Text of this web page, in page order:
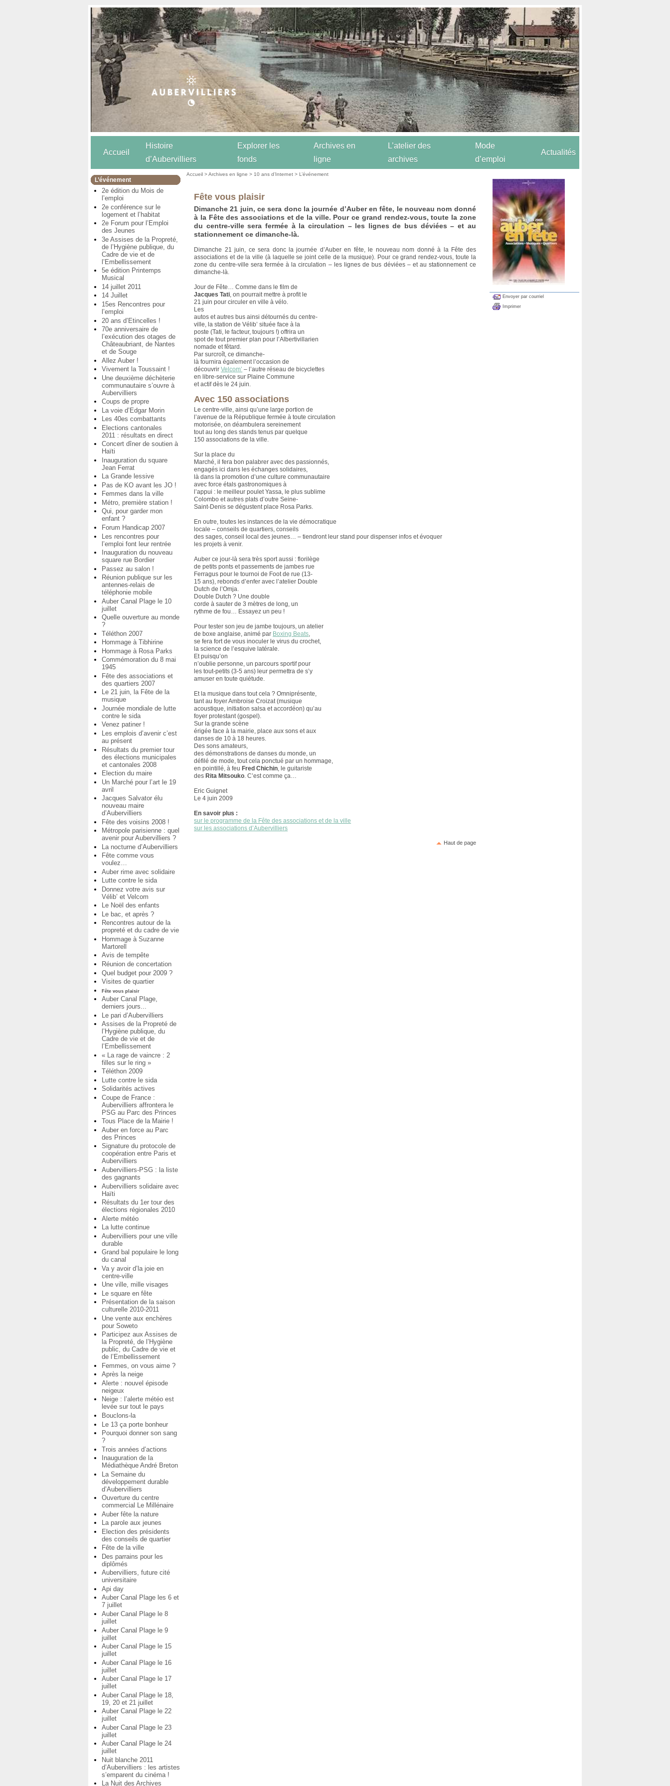
Accueil
Histoire
d’Aubervilliers
Explorer les
fonds
Archives en
ligne
L’atelier des
archives
Mode
d’emploi
Actualités
L’événement
2e édition du Mois de
l’emploi
2e conférence sur le
logement et l’habitat
2e Forum pour l’Emploi
des Jeunes
3e Assises de la Propreté,
de l’Hygiène publique, du
Cadre de vie et de
l’Embellissement
5e édition Printemps
Musical
14 juillet 2011
14 Juillet
15es Rencontres pour
l’emploi
20 ans d’Etincelles !
70e anniversaire de
l’exécution des otages de
Châteaubriant, de Nantes
et de Souge
Allez Auber !
Vivement la Toussaint !
Une deuxième déchèterie
communautaire s’ouvre à
Aubervilliers
Coups de propre
La voie d’Edgar Morin
Les 40es combattants
Elections cantonales
2011 : résultats en direct
Concert dîner de soutien à
Haïti
Inauguration du square
Jean Ferrat
La Grande lessive
Pas de KO avant les JO !
Femmes dans la ville
Métro, première station !
Qui, pour garder mon
enfant ?
Forum Handicap 2007
Les rencontres pour
l’emploi font leur rentrée
Inauguration du nouveau
square rue Bordier
Passez au salon !
Réunion publique sur les
antennes-relais de
téléphonie mobile
Auber Canal Plage le 10
juillet
Quelle ouverture au monde
?
Téléthon 2007
Hommage à Tibhirine
Hommage à Rosa Parks
Commémoration du 8 mai
1945
Fête des associations et
des quartiers 2007
Le 21 juin, la Fête de la
musique
Journée mondiale de lutte
contre le sida
Venez patiner !
Les emplois d’avenir c’est
au présent
Résultats du premier tour
des élections municipales
et cantonales 2008
Election du maire
Un Marché pour l’art le 19
avril
Jacques Salvator élu
nouveau maire
d’Aubervilliers
Fête des voisins 2008 !
Métropole parisienne : quel
avenir pour Aubervilliers ?
La nocturne d’Aubervilliers
Fête comme vous
voulez…
Auber rime avec solidaire
Lutte contre le sida
Donnez votre avis sur
Vélib’ et Velcom
Le Noël des enfants
Le bac, et après ?
Rencontres autour de la
propreté et du cadre de vie
Hommage à Suzanne
Martorell
Avis de tempête
Réunion de concertation
Quel budget pour 2009 ?
Visites de quartier
Fête vous plaisir
Auber Canal Plage,
derniers jours...
Le pari d’Aubervilliers
Assises de la Propreté de
l’Hygiène publique, du
Cadre de vie et de
l’Embellissement
« La rage de vaincre : 2
filles sur le ring »
Téléthon 2009
Lutte contre le sida
Solidarités actives
Coupe de France :
Aubervilliers affrontera le
PSG au Parc des Princes
Tous Place de la Mairie !
Auber en force au Parc
des Princes
Signature du protocole de
coopération entre Paris et
Aubervilliers
Aubervilliers-PSG : la liste
des gagnants
Aubervilliers solidaire avec
Haïti
Résultats du 1er tour des
élections régionales 2010
Alerte météo
La lutte continue
Aubervilliers pour une ville
durable
Grand bal populaire le long
du canal
Va y avoir d’la joie en
centre-ville
Une ville, mille visages
Le square en fête
Présentation de la saison
culturelle 2010-2011
Une vente aux enchères
pour Soweto
Participez aux Assises de
la Propreté, de l’Hygiène
public, du Cadre de vie et
de l’Embellissement
Femmes, on vous aime ?
Après la neige
Alerte : nouvel épisode
neigeux
Neige : l’alerte météo est
levée sur tout le pays
Bouclons-la
Le 13 ça porte bonheur
Pourquoi donner son sang
?
Trois années d’actions
Inauguration de la
Médiathèque André Breton
La Semaine du
développement durable
d’Aubervilliers
Ouverture du centre
commercial Le Millénaire
Auber fête la nature
La parole aux jeunes
Election des présidents
des conseils de quartier
Fête de la ville
Des parrains pour les
diplômés
Aubervilliers, future cité
universitaire
Api day
Auber Canal Plage les 6 et
7 juillet
Auber Canal Plage le 8
juillet
Auber Canal Plage le 9
juillet
Auber Canal Plage le 15
juillet
Auber Canal Plage le 16
juillet
Auber Canal Plage le 17
juillet
Auber Canal Plage le 18,
19, 20 et 21 juillet
Auber Canal Plage le 22
juillet
Auber Canal Plage le 23
juillet
Auber Canal Plage le 24
juillet
Nuit blanche 2011
d’Aubervilliers : les artistes
s’emparent du cinéma !
La Nuit des Archives
Accueil >Archives en ligne > 10 ans d’Internet >L’événement
Fête vous plaisir
Dimanche 21 juin, ce sera donc la journée d’Auber en fête, le nouveau nom donné
à la Fête des associations et de la ville. Pour ce grand rendez-vous, toute la zone
du centre-ville sera fermée à la circulation – les lignes de bus déviées – et au
stationnement ce dimanche-là.
Dimanche 21 juin, ce sera donc la journée d’Auber en fête, le nouveau nom donné à la Fête des
associations et de la ville (à laquelle se joint celle de la musique). Pour ce grand rendez-vous, toute la
zone du centre-ville sera fermée à la circulation – les lignes de bus déviées – et au stationnement ce
dimanche-là.
Jour de Fête… Comme dans le film de
Jacques Tati, on pourrait mettre à profit le
21 juin pour circuler en ville à vélo.
Les
autos et autres bus ainsi détournés du centre-
ville, la station de Vélib’ située face à la
poste (Tati, le facteur, toujours !) offrira un
spot de tout premier plan pour l’Albertivillarien
nomade et fêtard.
Par surcroît, ce dimanche-
là fournira également l’occasion de
découvrirVelcom’ – l’autre réseau de bicyclettes
en libre-service sur Plaine Commune
et actif dès le 24 juin.
Avec 150 associations
Le centre-ville, ainsi qu’une large portion de
l’avenue de la République fermée à toute circulation
motorisée, on déambulera sereinement
tout au long des stands tenus par quelque
150 associations de la ville.
Sur la place du
Marché, il fera bon palabrer avec des passionnés,
engagés ici dans les échanges solidaires,
là dans la promotion d’une culture communautaire
avec force étals gastronomiques à
l’appui : le meilleur poulet Yassa, le plus sublime
Colombo et autres plats d’outre Seine-
Saint-Denis se dégustent place Rosa Parks.
En outre, toutes les instances de la vie démocratique
locale – conseils de quartiers, conseils
des sages, conseil local des jeunes… – tiendront leur stand pour dispenser infos et évoquer
les projets à venir.
Auber ce jour-là sera très sport aussi : florilège
de petits ponts et passements de jambes rue
Ferragus pour le tournoi de Foot de rue (13-
15 ans), rebonds d’enfer avec l’atelier Double
Dutch de l’Omja.
Double Dutch ? Une double
corde à sauter de 3 mètres de long, un
rythme de fou… Essayez un peu !
Pour tester son jeu de jambe toujours, un atelier
de boxe anglaise, animé par Boxing Beats
se fera fort de vous inoculer le virus du crochet,
la science de l’esquive latérale.
Et puisqu’on
n’oublie personne, un parcours sportif pour
les tout-petits (3-5 ans) leur permettra de s’y
amuser en toute quiétude.
Et la musique dans tout cela ? Omniprésente,
tant au foyer Ambroise Croizat (musique
acoustique, initiation salsa et accordéon) qu’au
foyer protestant (gospel).
Sur la grande scène
érigée face à la mairie, place aux sons et aux
danses de 10 à 18 heures.
Des sons amateurs,
des démonstrations de danses du monde, un
défilé de mode, tout cela ponctué par un hommage,
en pointillé, à feuFred Chichin , le guitariste
desRita Mitsouko . C’est comme ça…
Eric Guignet
Le 4 juin 2009
En savoir plus :
sur le programme de la Fête des associations et de la ville
sur les associations d’Aubervilliers
Haut de page
Envoyer par courriel
Imprimer